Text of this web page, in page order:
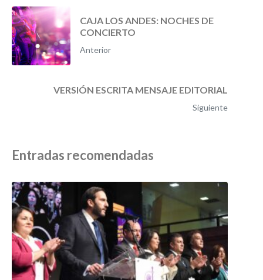
CAJA LOS ANDES: NOCHES DE
CONCIERTO
Anterior
VERSIÓN ESCRITA MENSAJE EDITORIAL
Siguiente
Entradas recomendadas